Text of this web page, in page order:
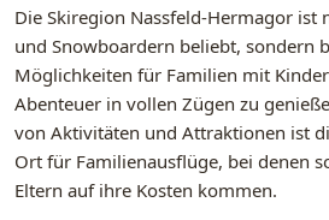
Die Skiregion Nassfeld-Hermagor ist
und Snowboardern beliebt, sondern
Möglichkeiten für Familien mit
Abenteuer in vollen Zügen zu
von Aktivitäten und Attraktionen ist
Ort für Familienausflüge, bei denen
Eltern auf ihre Kosten kommen.